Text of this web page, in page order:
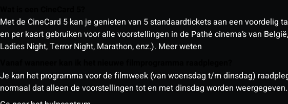
Met de CineCard 5 kan je genieten van 5 standaardtickets aan een
en per kaart gebruiken voor alle voorstellingen in de Pathé cinema’s van
Ladies Night, Terror Night, Marathon, enz.). Meer weten
Je kan het programma voor de filmweek (van woensdag t/m dinsdag)
normaal dat alleen de voorstellingen tot en met dinsdag worden weergegeven.